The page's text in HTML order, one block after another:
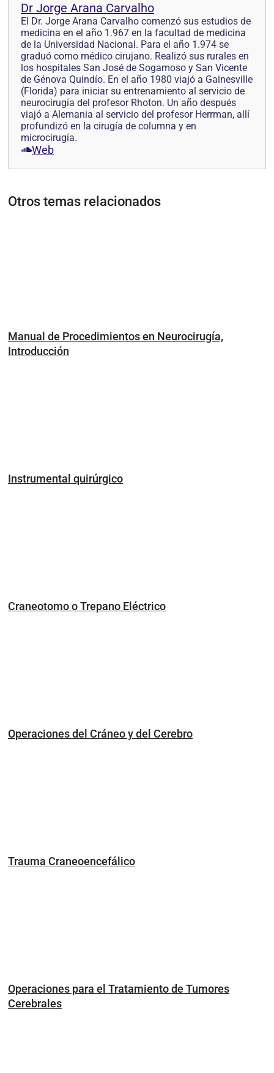
Dr Jorge Arana Carvalho
El Dr. Jorge Arana Carvalho comenzó sus estudios de
medicina en el año 1.967 en la facultad de medicina
de la Universidad Nacional. Para el año 1.974 se
graduó como médico cirujano. Realizó sus rurales en
los hospitales San José de Sogamoso y San Vicente
de Génova Quindío. En el año 1980 viajó a Gainesville
(Florida) para iniciar su entrenamiento al servicio de
neurocirugía del profesor Rhoton. Un año después
viajó a Alemania al servicio del profesor Herrman, allí
profundizó en la cirugía de columna y en
microcirugía.
Web
Otros temas relacionados
Manual de Procedimientos en Neurocirugía,
Introducción
Instrumental quirúrgico
Craneotomo o Trepano Eléctrico
Operaciones del Cráneo y del Cerebro
Trauma Craneoencefálico
Operaciones para el Tratamiento de Tumores
Cerebrales